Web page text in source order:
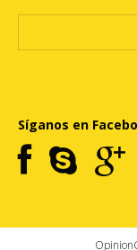
Síganos en